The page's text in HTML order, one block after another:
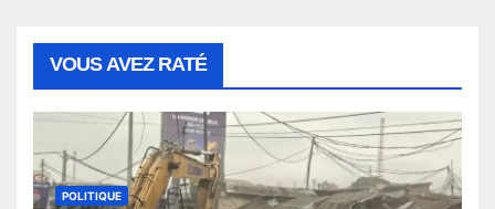
VOUS AVEZ RATÉ
POLITIQUE